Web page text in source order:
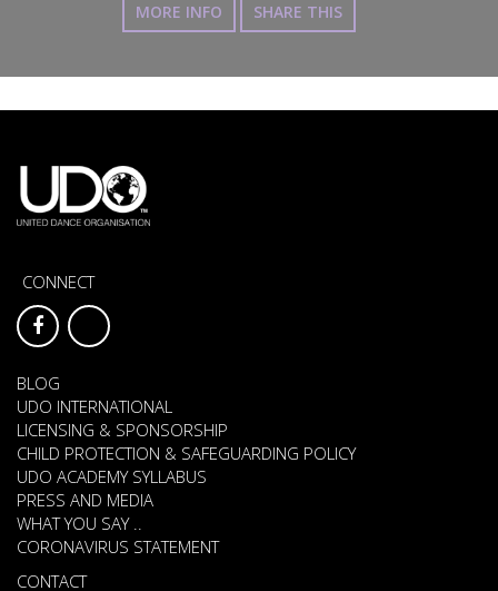
MORE INFO SHARE THIS
CONNECT
BLOG
UDO INTERNATIONAL
LICENSING & SPONSORSHIP
CHILD PROTECTION & SAFEGUARDING POLICY
UDO ACADEMY SYLLABUS
PRESS AND MEDIA
WHAT YOU SAY ..
CORONAVIRUS STATEMENT
CONTACT